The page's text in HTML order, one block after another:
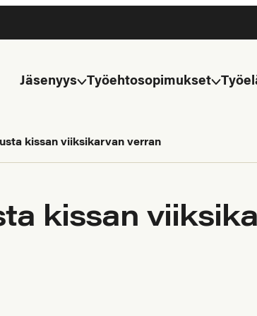
Jäsenyys Työehtosopimukset
kissan viiksikarvan verran
kissan